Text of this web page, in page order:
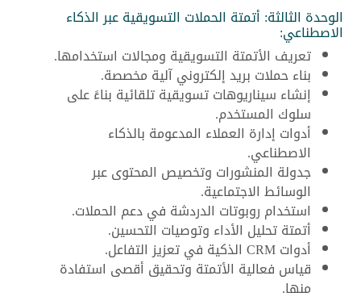
الوحدة الثالثة: أتمتة الحملات التسويقية عبر الذكاء
الاصطناعي:
تعريف الأتمتة التسويقية ومجالات استخدامها.
بناء حملات بريد إلكتروني آلية مخصصة.
إنشاء سيناريوهات تسويقية تلقائية بناءً على
سلوك المستخدم.
أدوات إدارة العملاء المدعومة بالذكاء
الاصطناعي.
جدولة المنشورات وتخصيص المحتوى عبر
الوسائط الاجتماعية.
استخدام روبوتات الدردشة في دعم الحملات.
أتمتة تحليل الأداء وتوصيات التحسين.
أدوات CRM الذكية في تعزيز التفاعل.
قياس فعالية الأتمتة وتحقيق أقصى استفادة
منها.